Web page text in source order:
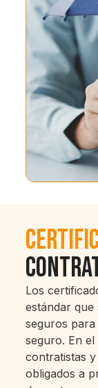
Los
estándar que
seguros
seguro. En
contratistas
obligados a